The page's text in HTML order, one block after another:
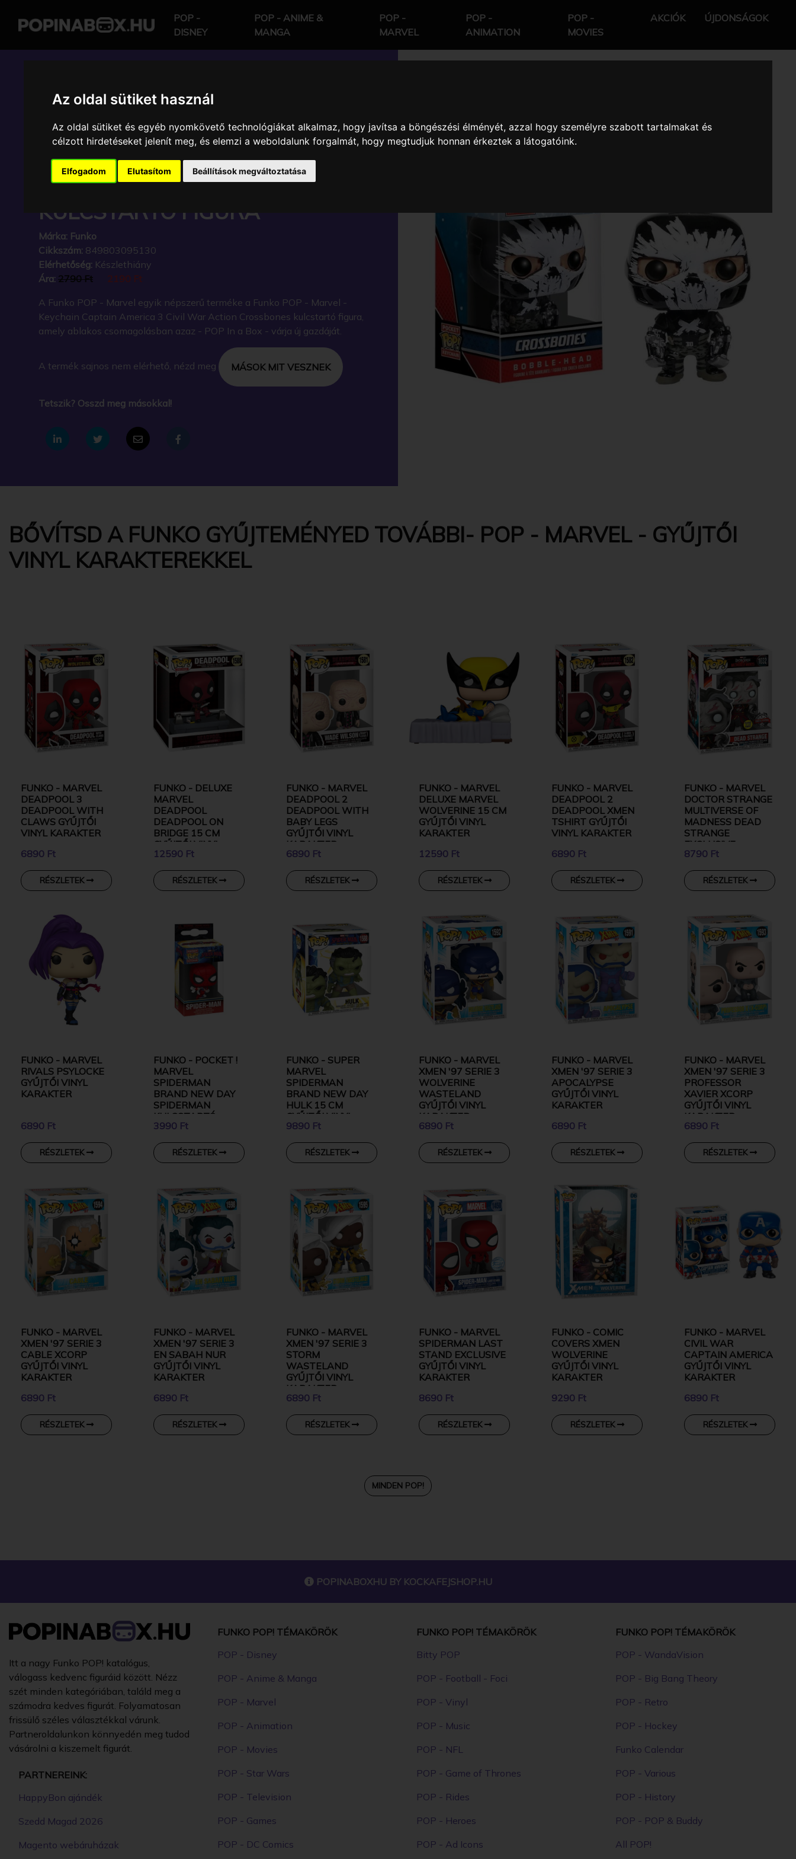
Az oldal sütiket használ
Az oldal sütiket és egyéb nyomkövető technológiákat alkalmaz, hogy javítsa a böngészési élményét, azzal hogy személyre szabott tartalmakat és
célzott hirdetéseket jelenít meg, és elemzi a weboldalunk forgalmát, hogy megtudjuk honnan érkeztek a látogatóink.
Elfogadom Elutasítom Beállítások megváltoztatása
POP -
DISNEY
POP - ANIME &
MANGA
POP -
MARVEL
POP -
ANIMATION
POP -
MOVIES
AKCIÓK ÚJDONSÁGOK
POP IN A BOX HU
FUNKO POP - MARVEL -
KEYCHAIN CAPTAIN AMERICA 3
CIVIL WAR ACTION CROSSBONES
KULCSTARTÓ FIGURA
Márka: Funko
Cikkszám: 849803095130
Elérhetőség: Készlethiány
Ára: 2790 Ft
2190 Ft
A Funko POP - Marvel egyik népszerű terméke a Funko POP - Marvel -
Keychain Captain America 3 Civil War Action Crossbones kulcstartó figura,
amely ablakos csomagolásban azaz - POP In a Box - várja új gazdáját.
A termék sajnos nem elérhető, nézd meg MÁSOK MIT VESZNEK
Tetszik? Osszd meg másokkal!
BŐVÍTSD A FUNKO GYŰJTEMÉNYED TOVÁBBI- POP - MARVEL - GYŰJTŐI
VINYL KARAKTEREKKEL
FUNKO - MARVEL
DEADPOOL 3
DEADPOOL WITH
CLAWS GYŰJTŐI
VINYL KARAKTER
6890 Ft
RÉSZLETEK
FUNKO - DELUXE
MARVEL
DEADPOOL
DEADPOOL ON
BRIDGE 15 CM
GYŰJTŐI VINYL
KARAKTER
12590 Ft
RÉSZLETEK
FUNKO - MARVEL
DEADPOOL 2
DEADPOOL WITH
BABY LEGS
GYŰJTŐI VINYL
KARAKTER
6890 Ft
RÉSZLETEK
FUNKO - MARVEL
DELUXE MARVEL
WOLVERINE 15 CM
GYŰJTŐI VINYL
KARAKTER
12590 Ft
RÉSZLETEK
FUNKO - MARVEL
DEADPOOL 2
DEADPOOL XMEN
TSHIRT GYŰJTŐI
VINYL KARAKTER
6890 Ft
RÉSZLETEK
FUNKO - MARVEL
DOCTOR STRANGE
MULTIVERSE OF
MADNESS DEAD
STRANGE
EXCLUSIVE
GYŰJTŐI VINYL
8790 Ft
RÉSZLETEK
FUNKO - MARVEL
RIVALS PSYLOCKE
GYŰJTŐI VINYL
KARAKTER
6890 Ft
RÉSZLETEK
FUNKO - POCKET !
MARVEL
SPIDERMAN
BRAND NEW DAY
SPIDERMAN
KULCSTARTÓ
3990 Ft
RÉSZLETEK
FUNKO - SUPER
MARVEL
SPIDERMAN
BRAND NEW DAY
HULK 15 CM
GYŰJTŐI VINYL
KARAKTER
9890 Ft
RÉSZLETEK
FUNKO - MARVEL
XMEN '97 SERIE 3
WOLVERINE
WASTELAND
GYŰJTŐI VINYL
KARAKTER
6890 Ft
RÉSZLETEK
FUNKO - MARVEL
XMEN '97 SERIE 3
APOCALYPSE
GYŰJTŐI VINYL
KARAKTER
6890 Ft
RÉSZLETEK
FUNKO - MARVEL
XMEN '97 SERIE 3
PROFESSOR
XAVIER XCORP
GYŰJTŐI VINYL
KARAKTER
6890 Ft
RÉSZLETEK
FUNKO - MARVEL
XMEN '97 SERIE 3
CABLE XCORP
GYŰJTŐI VINYL
KARAKTER
6890 Ft
RÉSZLETEK
FUNKO - MARVEL
XMEN '97 SERIE 3
EN SABAH NUR
GYŰJTŐI VINYL
KARAKTER
6890 Ft
RÉSZLETEK
FUNKO - MARVEL
XMEN '97 SERIE 3
STORM
WASTELAND
GYŰJTŐI VINYL
KARAKTER
6890 Ft
RÉSZLETEK
FUNKO - MARVEL
SPIDERMAN LAST
STAND EXCLUSIVE
GYŰJTŐI VINYL
KARAKTER
8690 Ft
RÉSZLETEK
FUNKO - COMIC
COVERS XMEN
WOLVERINE
GYŰJTŐI VINYL
KARAKTER
9290 Ft
RÉSZLETEK
FUNKO - MARVEL
CIVIL WAR
CAPTAIN AMERICA
GYŰJTŐI VINYL
KARAKTER
6890 Ft
RÉSZLETEK
MINDEN POP!
POPINABOXHU BY KOCKAFEJSHOP.HU
Itt a nagy Funko POP! katalógus,
válogass kedvenc figuráid között. Nézz
szét minden kategóriában, találd meg a
számodra kedves figurát. Folyamatosan
frissülő széles választékkal várunk.
Partneroldalunkon könnyedén meg tudod
vásárolni a kiszemelt figurát.
PARTNEREINK:
HappyBon ajándék
Szedd Magad 2026
Magento webáruházak
FUNKO POP! TÉMAKÖRÖK
POP - Disney
POP - Anime & Manga
POP - Marvel
POP - Animation
POP - Movies
POP - Star Wars
POP - Television
POP - Games
POP - DC Comics
FUNKO POP! TÉMAKÖRÖK
Bitty POP
POP - Football - Foci
POP - Vinyl
POP - Music
POP - NFL
POP - Game of Thrones
POP - Rides
POP - Heroes
POP - Ad Icons
FUNKO POP! TÉMAKÖRÖK
POP - WandaVision
POP - Big Bang Theory
POP - Retro
POP - Hockey
Funko Calendar
POP - Various
POP - History
POP - POP & Buddy
All POP!